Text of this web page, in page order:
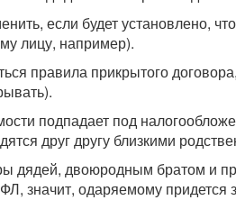
если будет установлено,
лицу, например).
правила прикрытого
подпадает под
друг другу близкими
дядей, двоюродным братом и
значит, одаряемому придется